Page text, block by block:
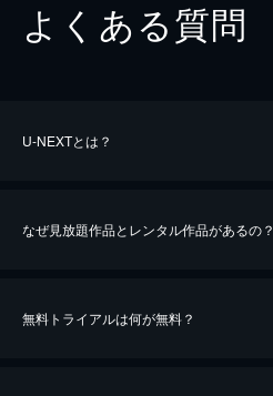
よくある質問
U-NEXTとは？
なぜ見放題作品とレンタル作品があるの？
無料トライアルは何が無料？